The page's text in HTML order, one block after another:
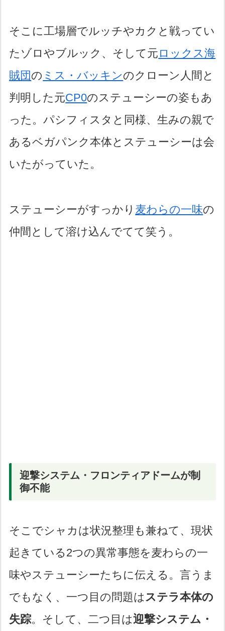
そこに工場層でルッチやカクと戦ってい
たゾロやブルック、そして元 ロックス海
賊団の ミス・バッキンのクローン人間と
判明した元CP0のステューシーの姿もあ
った。パシフィスタと同様、生みの親で
あるベガパンク本体とステューシーは会
いたがっていた。
ステューシーがすっかり 麦わらの一味の
仲間として溶け込んでてて笑う。
迎撃システム・フロンティアドームが制
御不能
そこでシャカは状況整理も兼ねて、現状
起きている2つの異常事態を麦わらの一
味やステューシーたちに伝える。言うま
でもなく、一つ目の問題は ステラ本体の
失踪。そして、二つ目は迎撃システム・